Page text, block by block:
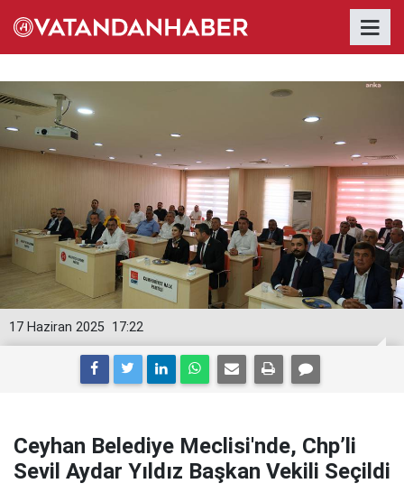
17:22
17 Haziran 2025
Ceyhan Belediye Meclisi'nde, Chp’li
Sevil Aydar Yıldız Başkan Vekili Seçildi